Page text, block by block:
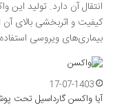
کیفیت و اثربخشی بالای
بیماری‌های ویروسی
17-07-1403
آیا واکسن گارداسیل تحت